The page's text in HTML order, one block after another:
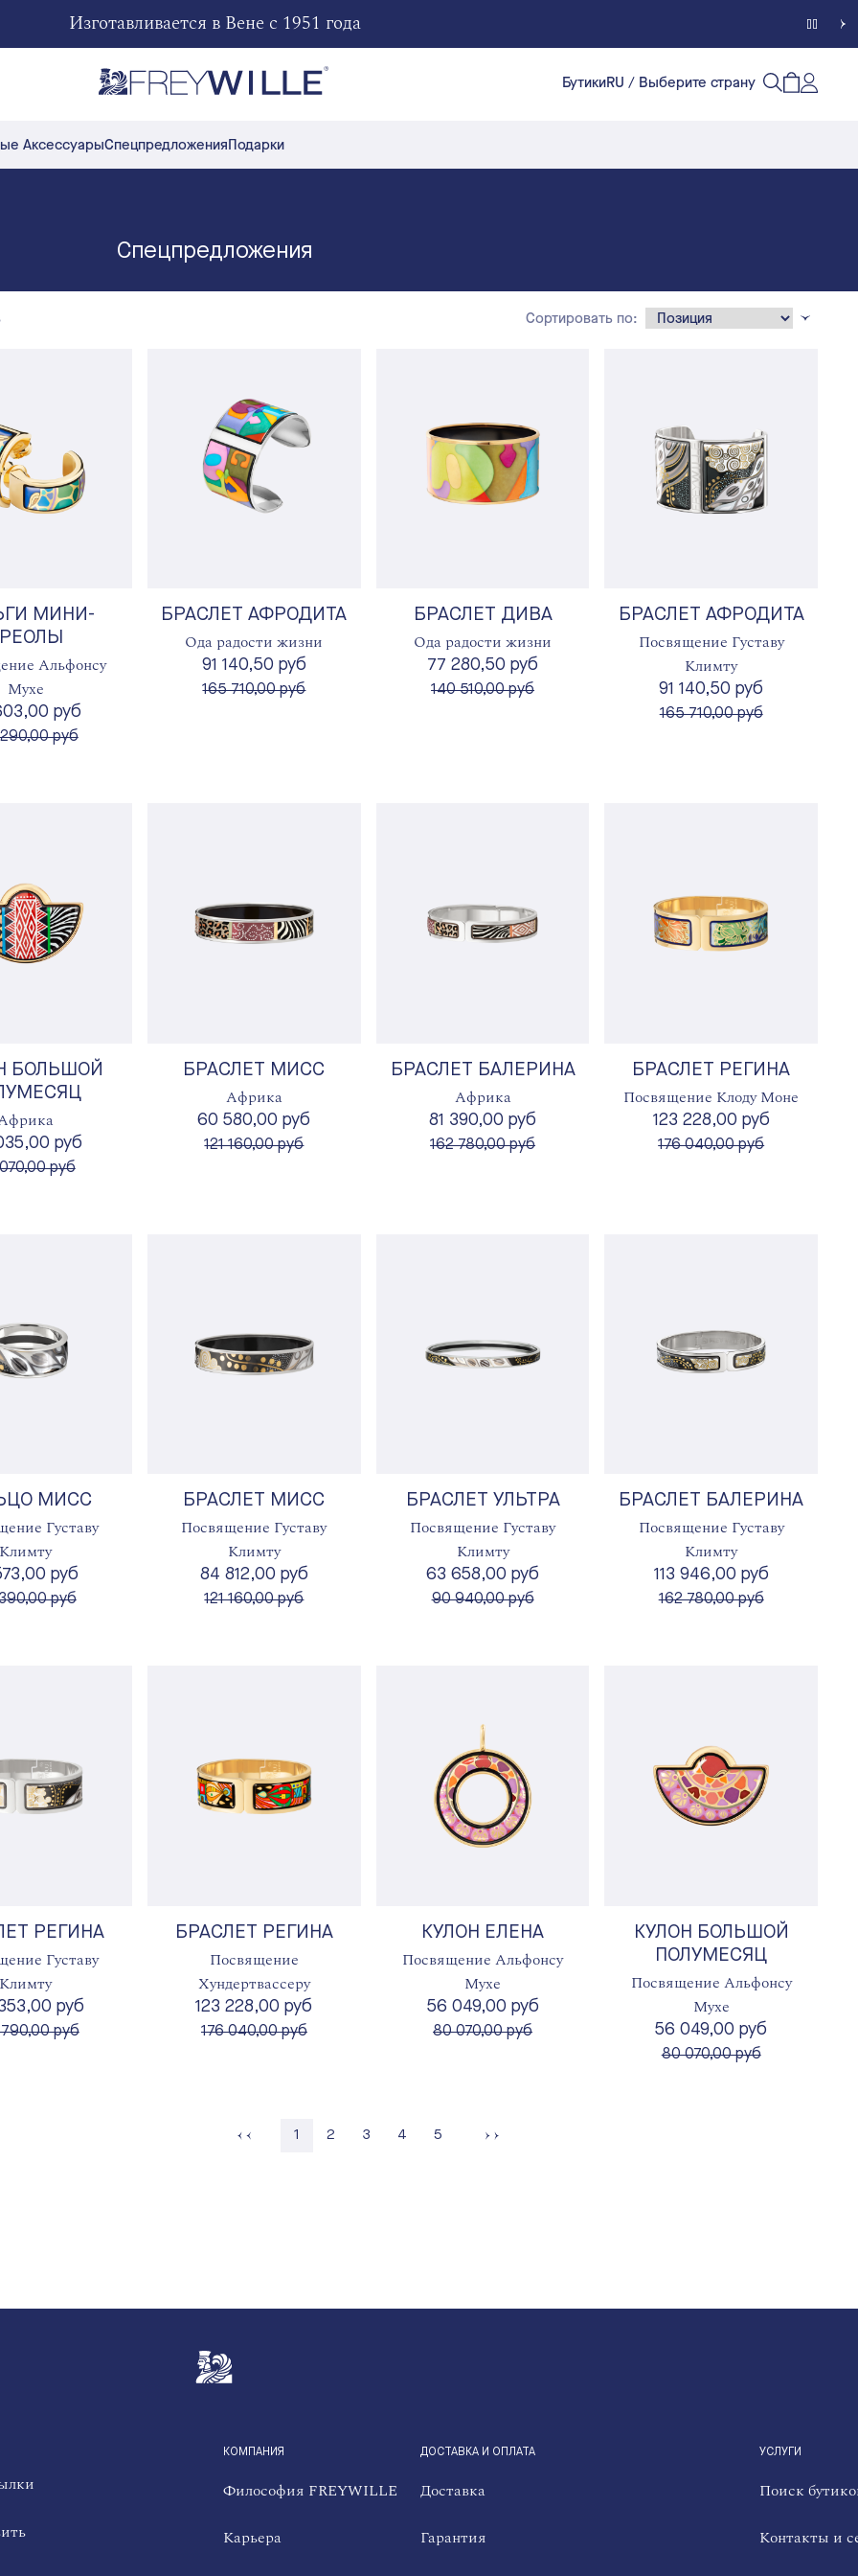
Изготавливается в Вене с 1951 года
АксессуарыСпецпредложенияПодарки
БутикиRU / Выберите страну
Открытый
Счет
Спецпредложения
МИНИ-
Альфонсу
Мухе
руб
руб
БРАСЛЕТ АФРОДИТА
Ода радости жизни
91 140,50 руб
вместо
165 710,00 руб
БРАСЛЕТ ДИВА
Ода радости жизни
77 280,50 руб
вместо
140 510,00 руб
БРАСЛЕТ АФРОДИТА
Посвящение Густаву
Климту
91 140,50 руб
вместо
165 710,00 руб
БОЛЬШОЙ
руб
руб
БРАСЛЕТ МИСС
Африка
60 580,00 руб
вместо
121 160,00 руб
БРАСЛЕТ БАЛЕРИНА
Африка
81 390,00 руб
вместо
162 780,00 руб
БРАСЛЕТ РЕГИНА
Посвящение Клоду Моне
123 228,00 руб
вместо
176 040,00 руб
МИСС
Густаву
Климту
руб
руб
БРАСЛЕТ МИСС
Посвящение Густаву
Климту
84 812,00 руб
вместо
121 160,00 руб
БРАСЛЕТ УЛЬТРА
Посвящение Густаву
Климту
63 658,00 руб
вместо
90 940,00 руб
БРАСЛЕТ БАЛЕРИНА
Посвящение Густаву
Климту
113 946,00 руб
вместо
162 780,00 руб
РЕГИНА
Густаву
Климту
руб
руб
БРАСЛЕТ РЕГИНА
Посвящение
Хундертвассеру
123 228,00 руб
вместо
176 040,00 руб
КУЛОН ЕЛЕНА
Посвящение Альфонсу
Мухе
56 049,00 руб
вместо
80 070,00 руб
КУЛОН БОЛЬШОЙ
ПОЛУМЕСЯЦ
Посвящение Альфонсу
Мухе
56 049,00 руб
вместо
80 070,00 руб
1 Страница
2 Страница
3 Страница
4 Страница
5
Сортировать по:
QUICKLINKS
КОМПАНИЯ
Философия FREYWILLE
Карьера
ДОСТАВКА И ОПЛАТА
Доставка
Гарантия
УСЛУГИ
Поиск
Контакты и